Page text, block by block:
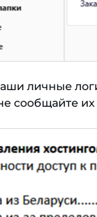
личные
сообщайте